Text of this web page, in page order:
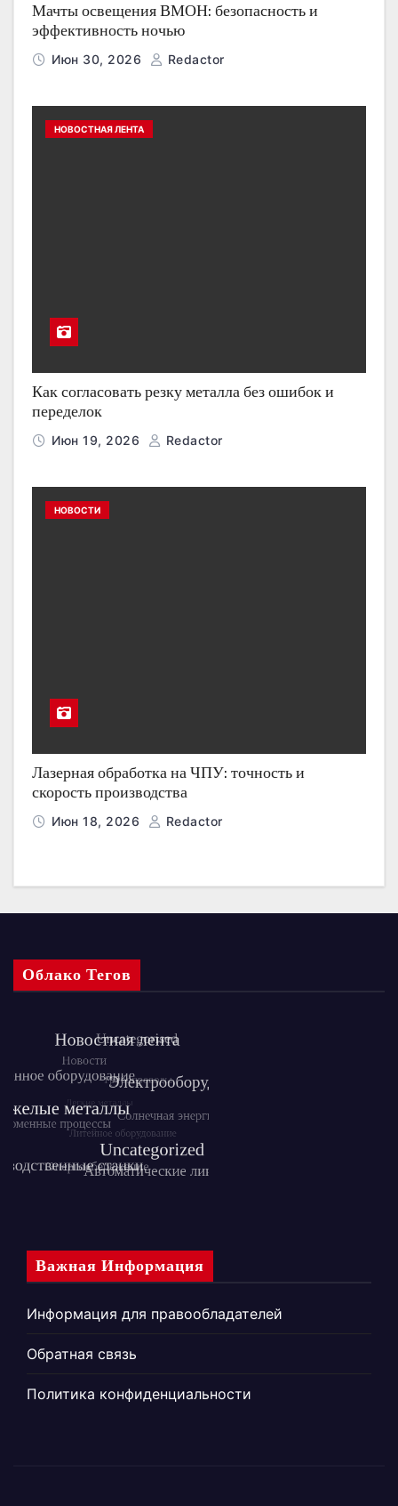
Мачты освещения ВМОН: безопасность и
эффективность ночью
Июн 30, 2026 Redactor
НОВОСТНАЯ ЛЕНТА
Как согласовать резку металла без ошибок и
переделок
Июн 19, 2026 Redactor
НОВОСТИ
Лазерная обработка на ЧПУ: точность и
скорость производства
Июн 18, 2026 Redactor
Облако Тегов
Важная Информация
Информация для правообладателей
Обратная связь
Политика конфиденциальности